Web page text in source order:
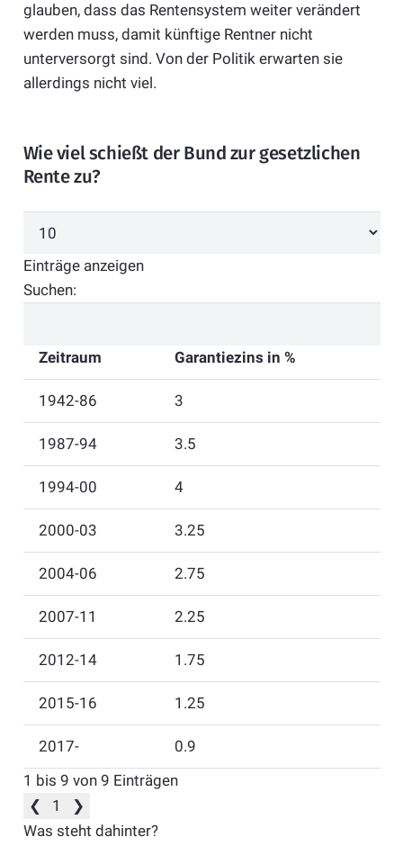
glauben, dass das Rentensystem weiter verändert
werden muss, damit künftige Rentner nicht
unterversorgt sind. Von der Politik erwarten sie
allerdings nicht viel.
Wie viel schießt der Bund zur gesetzlichen
Rente zu?
Einträge anzeigen
Suchen:
Zeitraum Garantiezins in %
1942-86 3
1987-94 3.5
1994-00 4
2000-03 3.25
2004-06 2.75
2007-11 2.25
2012-14 1.75
2015-16 1.25
2017-
0.9
1 bis 9 von 9 Einträgen
❮
1
❯
Was steht dahinter?